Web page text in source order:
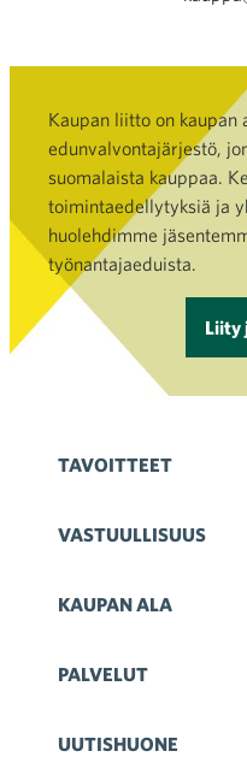
Kaupan liitto on kaupan
edunvalvontajärjestö,
suomalaista kauppaa.
toimintaedellytyksiä ja
huolehdimme
työnantajaeduista.
Liity
TAVOITTEET
VASTUULLISUUS
KAUPAN ALA
PALVELUT
UUTISHUONE